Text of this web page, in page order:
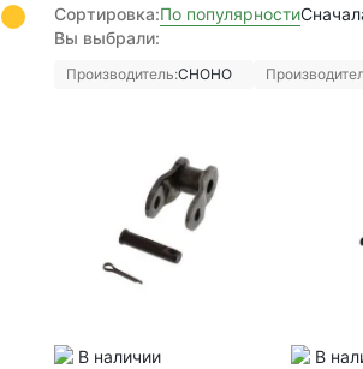
Сортировка:По популярности
Вы выбрали:
Производитель:CHOHO
В наличии
В